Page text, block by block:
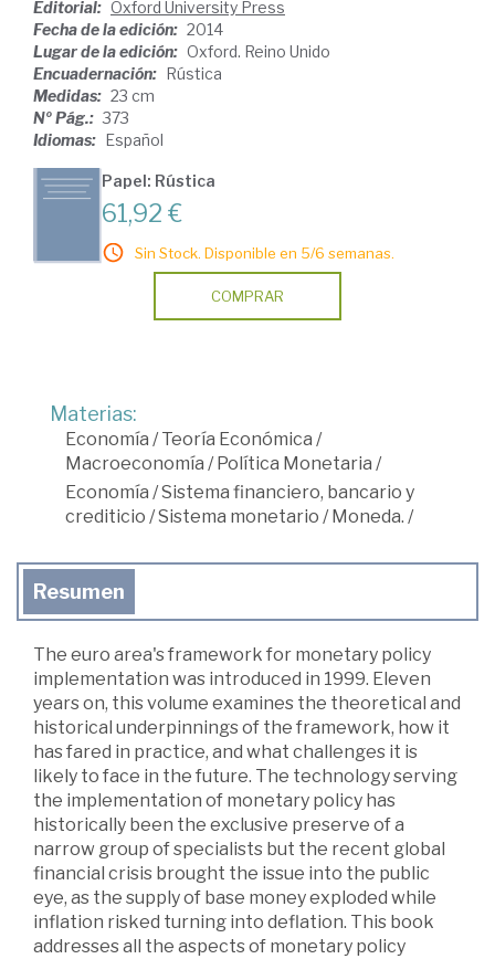
Editorial: Oxford University Press
Fecha de la edición: 2014
Lugar de la edición: Oxford. Reino Unido
Encuadernación:
Rústica
Medidas: 23 cm
Nº Pág.: 373
Idiomas:
Español
Papel: Rústica
61,92 €
Sin Stock. Disponible en 5/6 semanas.
COMPRAR
Materias:
Economía /Teoría Económica /
Macroeconomía / Política Monetaria /
Economía /Sistema financiero, bancario y
crediticio /Sistema monetario / Moneda. /
Resumen
The euro area's framework for monetary policy
implementation was introduced in 1999. Eleven
years on, this volume examines the theoretical and
historical underpinnings of the framework, how it
has fared in practice, and what challenges it is
likely to face in the future. The technology serving
the implementation of monetary policy has
historically been the exclusive preserve of a
narrow group of specialists but the recent global
financial crisis brought the issue into the public
eye, as the supply of base money exploded while
inflation risked turning into deflation. This book
addresses all the aspects of monetary policy